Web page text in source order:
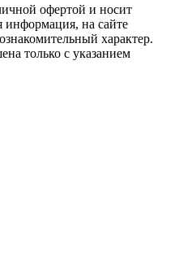
офертой и носит
на сайте
характер.
только с указанием